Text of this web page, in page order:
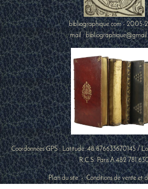
bibliographique.com - 2005-
mail :
Coordonnées GPS : Latitude:48.876633670145/
R.C.S. Paris A 482 781
Plan du site-Conditions de vente et